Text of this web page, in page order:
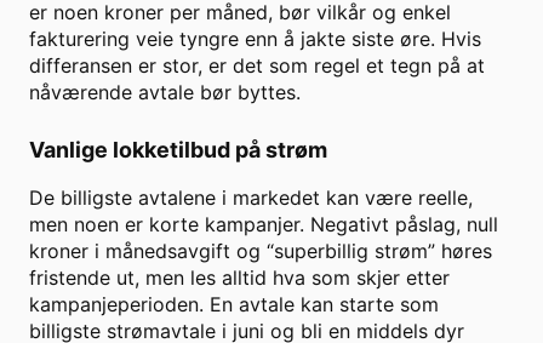
er noen kroner per måned, bør vilkår og enkel
fakturering veie tyngre enn å jakte siste øre. Hvis
differansen er stor, er det som regel et tegn på at
nåværende avtale bør byttes.
Vanlige lokketilbud på strøm
De billigste avtalene i markedet kan være reelle,
men noen er korte kampanjer. Negativt påslag, null
kroner i månedsavgift og “superbillig strøm” høres
fristende ut, men les alltid hva som skjer etter
kampanjeperioden. En avtale kan starte som
billigste strømavtale i juni og bli en middels dyr